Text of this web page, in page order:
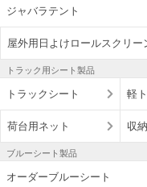
ジャバラテント
屋外用日よけロールスクリー
トラック用シート製品
トラックシート 軽
荷台用ネット 収
ブルーシート製品
オーダーブルーシート